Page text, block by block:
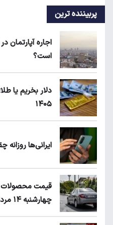
پربیننده ترین
اجاره آپارتمان
است؟
دلار بخریم یا
۱۴۰۵
ایرانی‌ها روزانه
قیمت محصولات
چهارشنبه ۱۴ مرداد ۱۴۰۵